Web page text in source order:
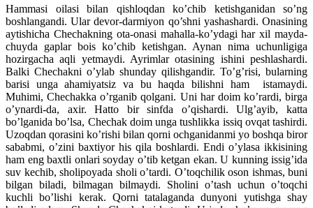
Hammasi oilasi bilan qishloqdan ko’chib ketishganidan so’ng
boshlangandi. Ular devor-darmiyon qo’shni yashashardi. Onasining
aytishicha Chechakning ota-onasi mahalla-ko’ydagi har xil mayda-
chuyda gaplar bois ko’chib ketishgan. Aynan nima uchunligiga
hozirgacha aqli yetmaydi. Ayrimlar otasining ishini peshlashardi.
Balki Chechakni o’ylab shunday qilishgandir. To’g’risi, bularning
barisi unga ahamiyatsiz va bu haqda bilishni ham istamaydi.
Muhimi, Chechakka o’rganib qolgani. Uni har doim ko’rardi, birga
o’ynardi-da, axir. Hatto bir sinfda o’qishardi. Ulg’ayib, katta
bo’lganida bo’lsa, Chechak doim unga tushlikka issiq ovqat tashirdi.
Uzoqdan qorasini ko’rishi bilan qorni ochganidanmi yo boshqa biror
sababmi, o’zini baxtiyor his qila boshlardi. Endi o’ylasa ikkisining
ham eng baxtli onlari soyday o’tib ketgan ekan. U kunning issig’ida
suv kechib, sholipoyada sholi o’tardi. O’toqchilik oson ishmas, buni
bilgan biladi, bilmagan bilmaydi. Sholini o’tash uchun o’toqchi
kuchli bo’lishi kerak. Qorni tatalaganda dunyoni yutishga shay